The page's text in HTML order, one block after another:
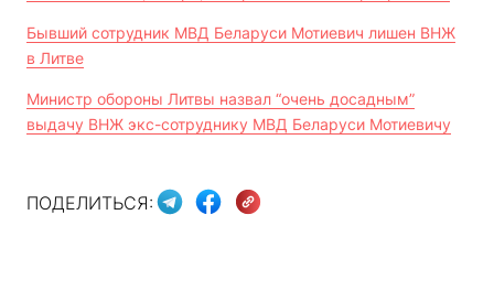
Бывший сотрудник МВД Беларуси Мотиевич лишен ВНЖ
в Литве
Министр обороны Литвы назвал “очень досадным”
выдачу ВНЖ экс-сотруднику МВД Беларуси Мотиевичу
ПОДЕЛИТЬСЯ: